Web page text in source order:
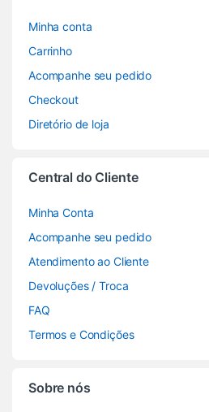
Minha conta
Carrinho
Acompanhe seu pedido
Checkout
Diretório de loja
Central do Cliente
Minha Conta
Acompanhe seu pedido
Atendimento ao Cliente
Devoluções / Troca
FAQ
Termos e Condições
Sobre nós